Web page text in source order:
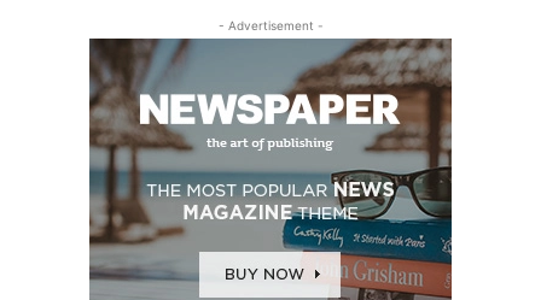
- Advertisement -